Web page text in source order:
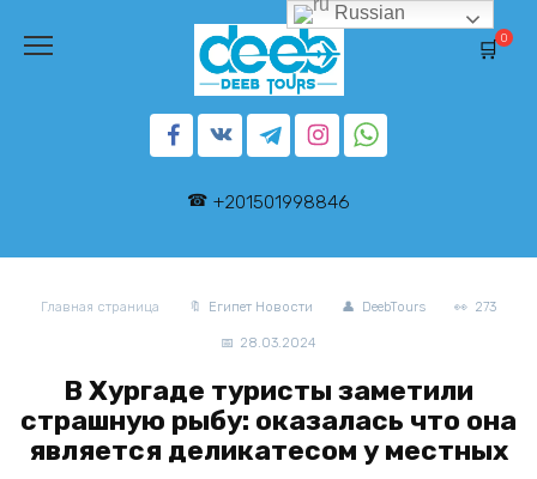
содержанию
+201501998846
0
Главная страница Египет Новости DeebTours 273
28.03.2024
В Хургаде туристы заметили
страшную рыбу: оказалась что она
является деликатесом у местных
Russian